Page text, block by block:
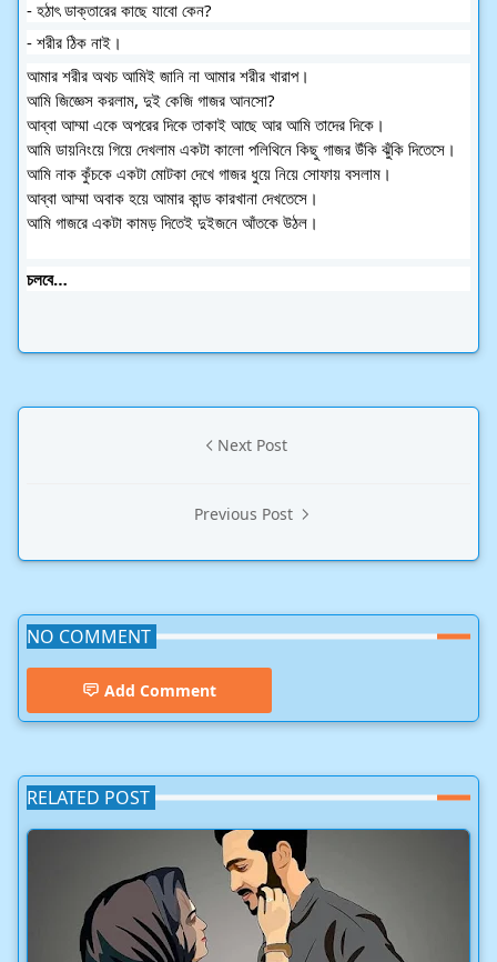
- হঠাৎ ডাক্তারের কাছে যাবো কেন?
- শরীর ঠিক নাই।
আমার শরীর অথচ আমিই জানি না আমার শরীর খারাপ।
আমি জিজ্ঞেস করলাম, দুই কেজি গাজর আনসো?
আব্বা আম্মা একে অপরের দিকে তাকাই আছে আর আমি তাদের দিকে।
আমি ডায়নিংয়ে গিয়ে দেখলাম একটা কালো পলিথিনে কিছু গাজর উঁকি ঝুঁকি দিতেসে।
আমি নাক কুঁচকে একটা মোটকা দেখে গাজর ধুয়ে নিয়ে সোফায় বসলাম।
আব্বা আম্মা অবাক হয়ে আমার কান্ড কারখানা দেখতেসে।
আমি গাজরে একটা কামড় দিতেই দুইজনে আঁতকে উঠল।
চলবে…
Next Post
Previous Post
NO COMMENT
Add Comment
RELATED POST